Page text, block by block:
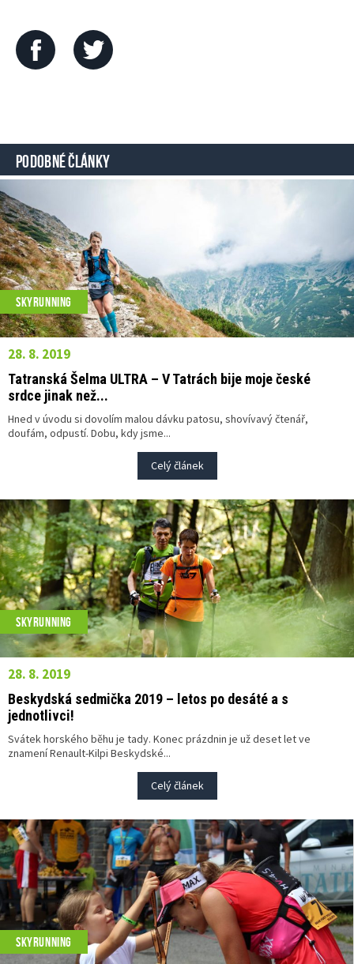
PODOBNÉ ČLÁNKY
SKYRUNNING
28. 8. 2019
Tatranská Šelma ULTRA – V Tatrách bije moje české
srdce jinak než...
Hned v úvodu si dovolím malou dávku patosu, shovívavý čtenář,
doufám, odpustí. Dobu, kdy jsme...
Celý článek
SKYRUNNING
28. 8. 2019
Beskydská sedmička 2019 – letos po desáté a s
jednotlivci!
Svátek horského běhu je tady. Konec prázdnin je už deset let ve
znamení Renault-Kilpi Beskydské...
Celý článek
SKYRUNNING